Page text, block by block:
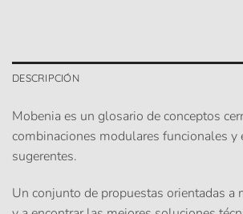
DESCRIPCIÓN
Mobenia es un glosario de conceptos
combinaciones modulares funcionales y
sugerentes.
Un conjunto de propuestas orientadas a